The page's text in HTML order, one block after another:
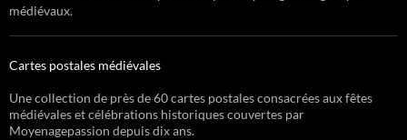
médiévaux.
Cartes postales médiévales
Une collection de près de 60 cartes postales consacrées aux fêtes
médiévales et célébrations historiques couvertes par
Moyenagepassion depuis dix ans.